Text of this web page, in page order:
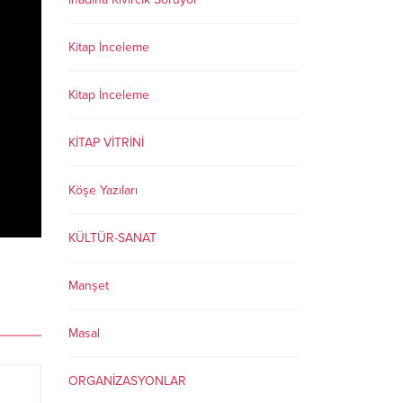
Kitap İnceleme
Kitap İnceleme
KİTAP VİTRİNİ
Köşe Yazıları
KÜLTÜR-SANAT
Manşet
Masal
ORGANİZASYONLAR